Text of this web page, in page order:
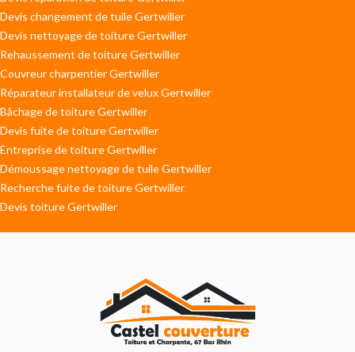
Devis changement de tuile Gertwiller
Devis nettoyage de toiture Gertwiller
Rehaussement de toiture Gertwiller
Couvreur charpentier Gertwiller
Réparateur installateur de velux Gertwiller
Bâchage de toiture Gertwiller
Devis fuite de toiture Gertwiller
Entreprise de toiture Gertwiller
Démoussage nettoyage de tuile Gertwiller
Recherche fuite de toiture Gertwiller
Devis toiture Gertwiller